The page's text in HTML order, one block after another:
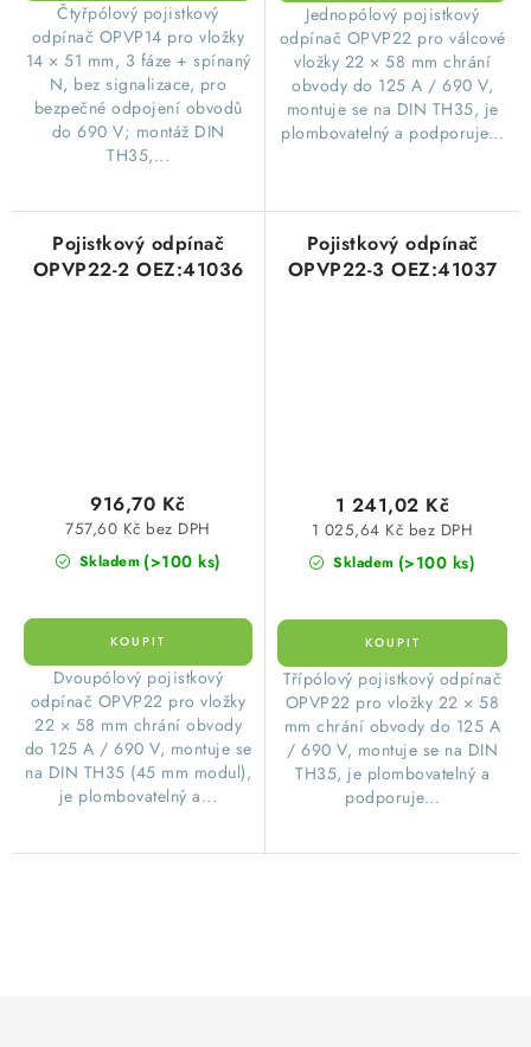
​Čtyřpólový pojistkový
odpínač OPVP14 pro vložky
14 × 51 mm, 3 fáze + spínaný
N, bez signalizace, pro
bezpečné odpojení obvodů
do 690 V; montáž DIN
TH35,...
​Jednopólový pojistkový
odpínač OPVP22 pro válcové
vložky 22 × 58 mm chrání
obvody do 125 A / 690 V,
montuje se na DIN TH35, je
plombovatelný a podporuje...
Pojistkový odpínač
OPVP22-2 OEZ:41036
Skladem (>100 ks)
757,60 Kč bez DPH
916,70 Kč
​Dvoupólový pojistkový
odpínač OPVP22 pro vložky
22 × 58 mm chrání obvody
do 125 A / 690 V, montuje se
na DIN TH35 (45 mm modul),
je plombovatelný a...
Pojistkový odpínač
OPVP22-3 OEZ:41037
Skladem (>100 ks)
1 025,64 Kč bez DPH
1 241,02 Kč
​Třípólový pojistkový odpínač
OPVP22 pro vložky 22 × 58
mm chrání obvody do 125 A
/ 690 V, montuje se na DIN
TH35, je plombovatelný a
podporuje...